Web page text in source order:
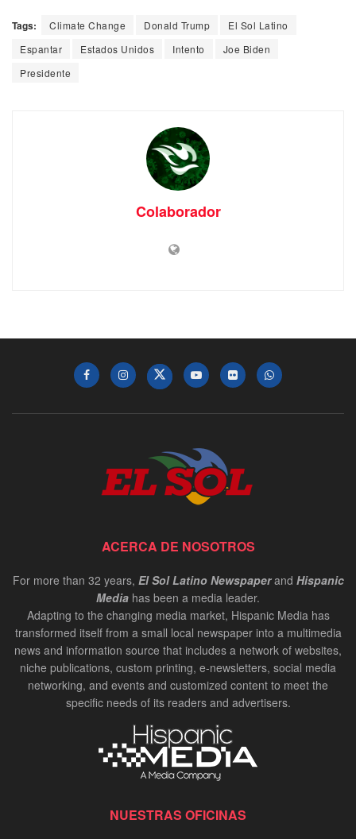
Tags: Climate Change Donald Trump
El Sol Latino
Espantar
Estados Unidos Intento
Joe Biden
Presidente
Colaborador
ACERCA DE NOSOTROS
For more than 32 years, El Sol Latino Newspaperand Hispanic
Media has been a media leader.
Adapting to the changing media market, Hispanic Media has
transformed itself from a small local newspaper into a multimedia
news and information source that includes a network of websites,
niche publications, custom printing, e-newsletters, social media
networking, and events and customized content to meet the
specific needs of its readers and advertisers.
NUESTRAS OFICINAS